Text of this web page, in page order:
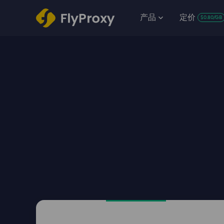
产品 定价 $0.80/GB